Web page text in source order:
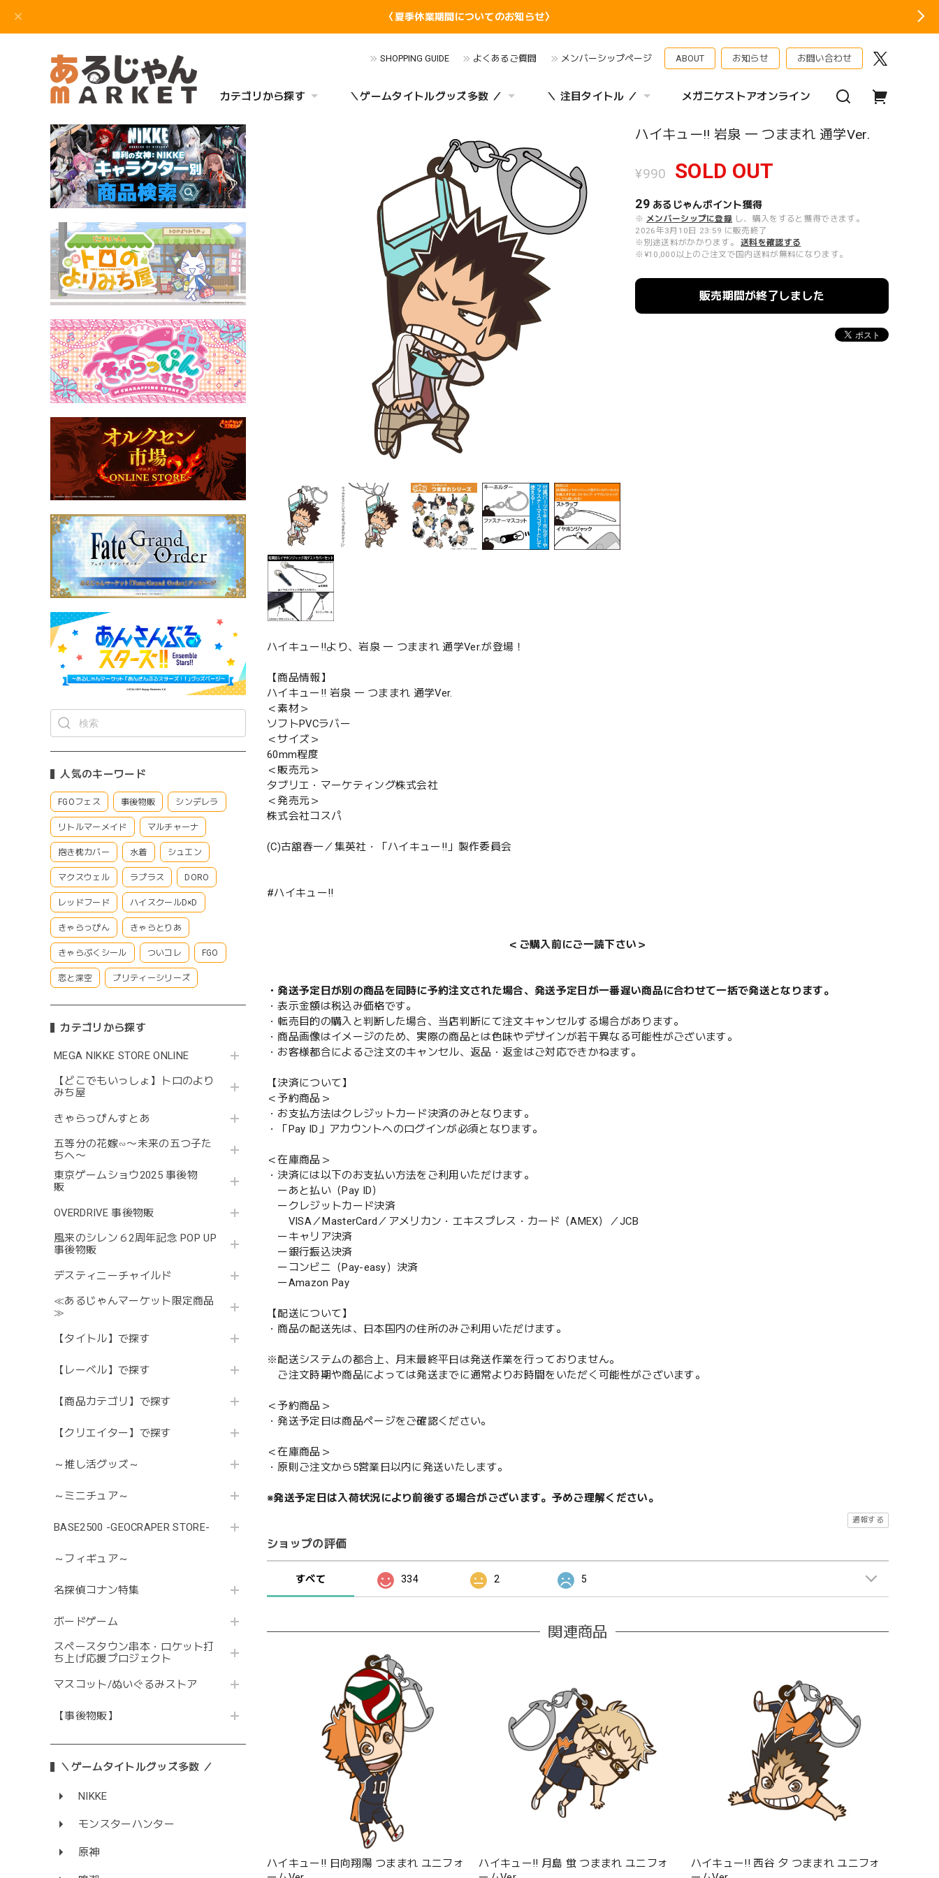
〈夏季休業期間についてのお知らせ〉
SHOPPING GUIDE よくあるご質問 メンバーシップページ ABOUT お知らせ お問い合わせ
カテゴリから探す ＼ゲームタイトルグッズ多数 ／ ＼ 注目タイトル ／ メガニケストアオンライン
人気のキーワード
FGOフェス 事後物販 シンデレラ
リトルマーメイド マルチャーナ
抱き枕カバー 水着 シュエン
マクスウェル ラプラス DORO
レッドフード ハイスクールD×D
きゃらっぴん きゃらとりあ
きゃらぷくシール ついコレ FGO
恋と深空 プリティーシリーズ
カテゴリから探す
MEGA NIKKE STORE ONLINE
【どこでもいっしょ】トロのより
みち屋
きゃらっぴんすとあ
五等分の花嫁∽〜未来の五つ子た
ちへ〜
東京ゲームショウ2025 事後物
販
OVERDRIVE 事後物販
風来のシレン６2周年記念 POP UP
事後物販
デスティニーチャイルド
≪あるじゃんマーケット限定商品
≫
【タイトル】で探す
【レーベル】で探す
【商品カテゴリ】で探す
【クリエイター】で探す
～推し活グッズ～
～ミニチュア～
BASE2500 -GEOCRAPER STORE-
～フィギュア～
名探偵コナン特集
ボードゲーム
スペースタウン串本・ロケット打
ち上げ応援プロジェクト
マスコット/ぬいぐるみストア
【事後物販】
＼ゲームタイトルグッズ多数 ／
NIKKE
モンスターハンター
原神
ハイキュー!! 岩泉 一 つままれ 通学Ver.
¥990 SOLD OUT
29 あるじゃんポイント獲得
※ メンバーシップに登録 し、購入をすると獲得できます。
2026年3月10日 23:59 に販売終了
※別途送料がかかります。
送料を確認する
※¥10,000以上のご注文で国内送料が無料になります。
販売期間が終了しました
ハイキュー!!より、岩泉 一 つままれ 通学Ver.が登場！
【商品情報】
ハイキュー!! 岩泉 一 つままれ 通学Ver.
＜素材＞
ソフトPVCラバー
＜サイズ＞
60mm程度
＜販売元＞
タブリエ・マーケティング株式会社
＜発売元＞
株式会社コスパ
(C)古舘春一／集英社・「ハイキュー!!」製作委員会
#ハイキュー!!
＜ご購入前にご一読下さい＞
・発送予定日が別の商品を同時に予約注文された場合、発送予定日が一番遅い商品に合わせて一括で発送となります。
・表示金額は税込み価格です。
・転売目的の購入と判断した場合、当店判断にて注文キャンセルする場合があります。
・商品画像はイメージのため、実際の商品とは色味やデザインが若干異なる可能性がございます。
・お客様都合によるご注文のキャンセル、返品・返金はご対応できかねます。
【決済について】
＜予約商品＞
・お支払方法はクレジットカード決済のみとなります。
・「Pay ID」アカウントへのログインが必須となります。
＜在庫商品＞
・決済には以下のお支払い方法をご利用いただけます。
ーあと払い（Pay ID）
ークレジットカード決済
VISA／MasterCard／アメリカン・エキスプレス・カード（AMEX）／JCB
ーキャリア決済
ー銀行振込決済
ーコンビニ（Pay-easy）決済
ーAmazon Pay
【配送について】
・商品の配送先は、日本国内の住所のみご利用いただけます。
※配送システムの都合上、月末最終平日は発送作業を行っておりません。
ご注文時期や商品によっては発送までに通常よりお時間をいただく可能性がございます。
＜予約商品＞
・発送予定日は商品ページをご確認ください。
＜在庫商品＞
・原則ご注文から5営業日以内に発送いたします。
※発送予定日は入荷状況により前後する場合がございます。予めご理解ください。
通報する
ショップの評価
すべて 334 2 5
関連商品
ハイキュー!! 日向翔陽 つままれ ユニフォ
ハイキュー!! 月島 蛍 つままれ ユニフォ
ハイキュー!! 西谷 夕 つままれ ユニフォ